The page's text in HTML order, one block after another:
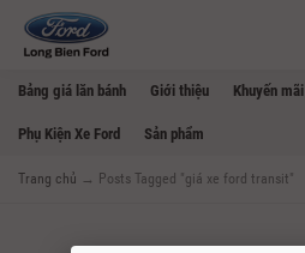
Bảng giá lăn bánh Giới thiệu Khuyến mãi
Phụ Kiện Xe Ford Sản phẩm
Trang chủ → Posts Tagged "giá xe ford transit"